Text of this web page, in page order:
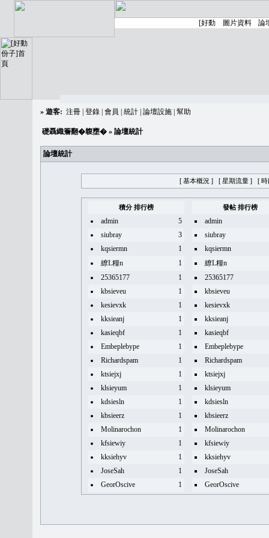
» 遊客: 注冊 登錄 會員 統計 論壇設施 幫助
礎聶織簷翻�䪖壅� » 論壇統計
論壇統計
[ 基本概況 ] [ 星期流量 ] [ 時
積分 排行榜 發帖 排行榜
admin 5
admin
siubray
3
siubray
kqsiermn
1
kqsiermn
繚L糧n
1
繚L糧n
25365177
1
25365177
kbsieveu
1
kbsieveu
kesievxk
1
kesievxk
kksieanj
1
kksieanj
kasieqbf
1
kasieqbf
Embeplebype
1
Embeplebype
Richardspam
1
Richardspam
ktsiejxj
1
ktsiejxj
klsieyum
1
klsieyum
kdsiesln
1
kdsiesln
kbsieerz
1
kbsieerz
Molinarochon
1
Molinarochon
kfsiewiy
1
kfsiewiy
kksiehyv
1
kksiehyv
JoseSah
1
JoseSah
GeorOscive
1 GeorOscive